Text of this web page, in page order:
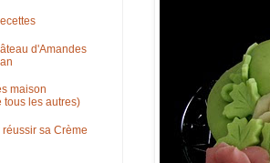
d'Amandes
maison
tous les autres)
réussir sa Crème